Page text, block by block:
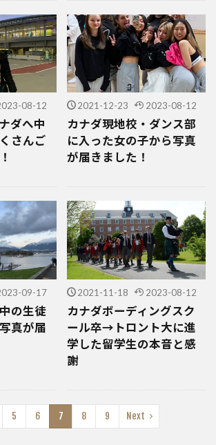
08-12
ダへ中
さんご
2021-12-23 2023-08-12
カナダ現地校・ダンス部
に入った女の子から写真
が届きました！
09-17
の生徒
真が届
2021-11-18 2023-08-12
カナダボーディングスク
ール卒→トロント大に進
学した留学生の本音と感
謝
5 6 7 8 9 Next